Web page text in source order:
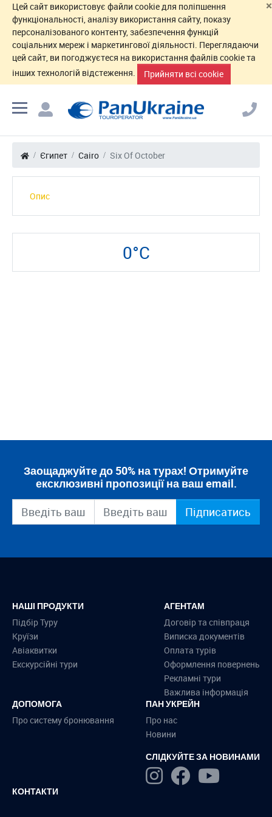
×
Цей сайт використовує файли cookie для поліпшення
функціональності, аналізу використання сайту, показу
персоналізованого контенту, забезпечення функцій
соціальних мереж і маркетингової діяльності. Переглядаючи
цей сайт, ви погоджуєтеся на використання файлів cookie та
інших технологій відстеження.
Прийняти всі cookie
Єгипет Cairo Six Of October
Опис
0°C
Заощаджуйте до 50% на турах! Отримуйте
ексклюзивні пропозиції на ваш email.
Підписатись
НАШІ ПРОДУКТИ
Підбір Туру
Круїзи
Авіаквитки
Екскурсійні тури
АГЕНТАМ
Договір та співпраця
Виписка документів
Оплата турів
Оформлення повернень
Рекламні тури
Важлива інформація
ДОПОМОГА
Про систему бронювання
ПАН УКРЕЙН
Про нас
Новини
СЛІДКУЙТЕ ЗА НОВИНАМИ
КОНТАКТИ